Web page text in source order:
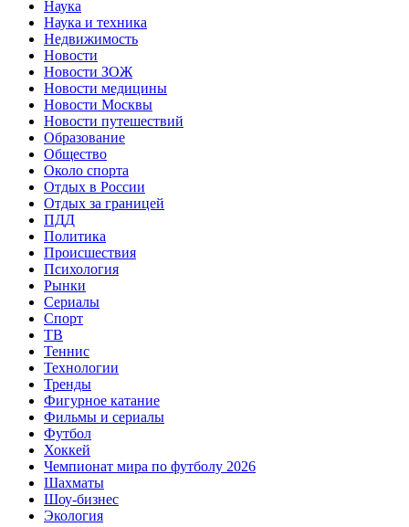
Наука
Наука и техника
Недвижимость
Новости
Новости ЗОЖ
Новости медицины
Новости Москвы
Новости путешествий
Образование
Общество
Около спорта
Отдых в России
Отдых за границей
ПДД
Политика
Происшествия
Психология
Рынки
Сериалы
Спорт
ТВ
Теннис
Технологии
Тренды
Фигурное катание
Фильмы и сериалы
Футбол
Хоккей
Чемпионат мира по футболу 2026
Шахматы
Шоу-бизнес
Экология